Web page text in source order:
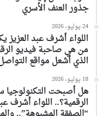
جذور العنف الأسري
24 يوليو، 2026
اللواء أشرف عبد العزيز
من هي صاحبة فيديو
الذي أشعل مواقع
18 يوليو، 2026
هل أصبحت التكنولوجيا
الرقمية؟.. اللواء أشرف